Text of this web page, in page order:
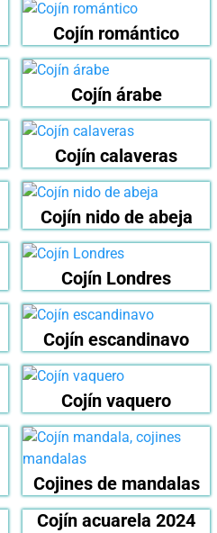
Cojín romántico
Cojín árabe
Cojín calaveras
Cojín nido de abeja
Cojín Londres
Cojín escandinavo
Cojín vaquero
Cojines de mandalas
Cojín acuarela 2024